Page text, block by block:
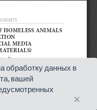
обработку данных в
вашей
×